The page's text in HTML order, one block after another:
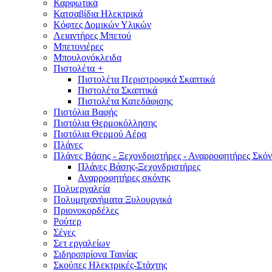
Καρφωτικά
Κατσαβίδια Ηλεκτρικά
Κόφτες Δομικών Υλικών
Λειαντήρες Μπετού
Μπετονιέρες
Μπουλονόκλειδα
Πιστολέτα +
Πιστολέτα Περιστροφικά Σκαπτικά
Πιστολέτα Σκαπτικά
Πιστολέτα Κατεδάφισης
Πιστόλια Βαφής
Πιστόλια Θερμοκόλλησης
Πιστόλια Θερμού Αέρα
Πλάνες
Πλάνες Βάσης - Ξεχονδριστήρες - Αναρροφητήρες
Πλάνες Βάσης-Ξεχονδριστήρες
Αναρροφητήρες σκόνης
Πολυεργαλεία
Πολυμηχανήματα Ξυλουργικά
Πριονοκορδέλες
Ρούτερ
Σέγες
Σετ εργαλείων
Σιδηροπρίονα Ταινίας
Σκούπες Ηλεκτρικές-Στάχτης